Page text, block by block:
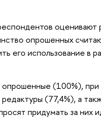
оценивают
опрошенных
его использование в
(100%),
(77,4%), а
придумать за них